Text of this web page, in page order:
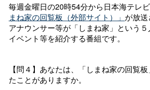
毎週金曜日の20時54分から日本海テレ
まね家の回覧板（外部サイト）」 が放送
アナウンサー等が「しまね家」という
イベント等を紹介する番組です。
【問４】あなたは、「しまね家の回覧
たことがありますか。